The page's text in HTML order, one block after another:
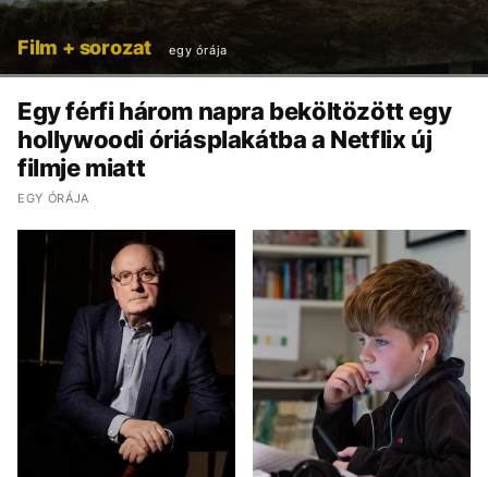
Film + sorozat egy órája
Egy férfi három napra beköltözött egy
hollywoodi óriásplakátba a Netflix új
filmje miatt
EGY ÓRÁJA